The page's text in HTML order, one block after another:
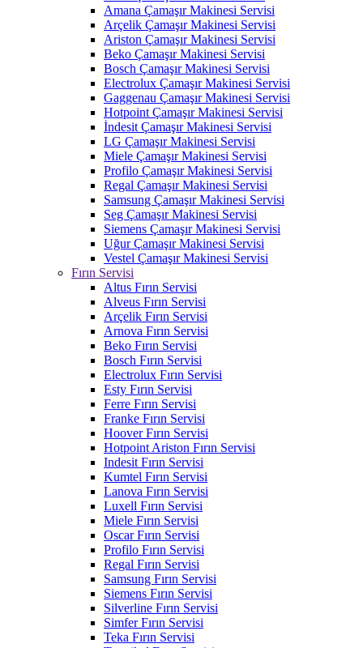
Amana Çamaşır Makinesi Servisi
Arçelik Çamaşır Makinesi Servisi
Ariston Çamaşır Makinesi Servisi
Beko Çamaşır Makinesi Servisi
Bosch Çamaşır Makinesi Servisi
Electrolux Çamaşır Makinesi Servisi
Gaggenau Çamaşır Makinesi Servisi
Hotpoint Çamaşır Makinesi Servisi
İndesit Çamaşır Makinesi Servisi
LG Çamaşır Makinesi Servisi
Miele Çamaşır Makinesi Servisi
Profilo Çamaşır Makinesi Servisi
Regal Çamaşır Makinesi Servisi
Samsung Çamaşır Makinesi Servisi
Seg Çamaşır Makinesi Servisi
Siemens Çamaşır Makinesi Servisi
Uğur Çamaşır Makinesi Servisi
Vestel Çamaşır Makinesi Servisi
Fırın Servisi
Altus Fırın Servisi
Alveus Fırın Servisi
Arçelik Fırın Servisi
Arnova Fırın Servisi
Beko Fırın Servisi
Bosch Fırın Servisi
Electrolux Fırın Servisi
Esty Fırın Servisi
Ferre Fırın Servisi
Franke Fırın Servisi
Hoover Fırın Servisi
Hotpoint Ariston Fırın Servisi
Indesit Fırın Servisi
Kumtel Fırın Servisi
Lanova Fırın Servisi
Luxell Fırın Servisi
Miele Fırın Servisi
Oscar Fırın Servisi
Profilo Fırın Servisi
Regal Fırın Servisi
Samsung Fırın Servisi
Siemens Fırın Servisi
Silverline Fırın Servisi
Simfer Fırın Servisi
Teka Fırın Servisi